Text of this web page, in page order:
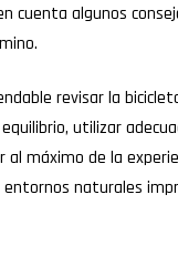
cuenta algunos
revisar la
utilizar
máximo de la
entornos naturales